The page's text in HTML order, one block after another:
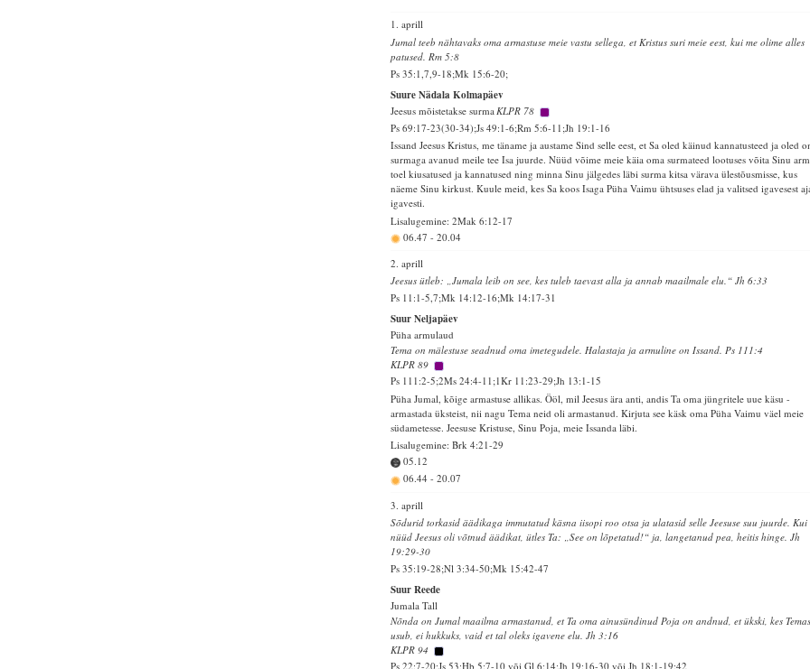
1. aprill
Jumal teeb nähtavaks oma armastuse meie vastu sellega, et Kristus suri meie eest, kui me olime alles
patused. Rm 5:8
Ps 35:1,7,9-18;Mk 15:6-20;
Suure Nädala Kolmapäev
Jeesus mõistetakse surma KLPR 78
Ps 69:17-23(30-34);Js 49:1-6;Rm 5:6-11;Jh 19:1-16
Issand Jeesus Kristus, me täname ja austame Sind selle eest, et Sa oled käinud kannatusteed ja oled
surmaga avanud meile tee Isa juurde. Nüüd võime meie käia oma surmateed lootuses võita Sinu
toel kiusatused ja kannatused ning minna Sinu jälgedes läbi surma kitsa värava ülestõusmisse, kus
näeme Sinu kirkust. Kuule meid, kes Sa koos Isaga Püha Vaimu ühtsuses elad ja valitsed igavesest
igavesti.
Lisalugemine: 2Mak 6:12-17
06.47-20.04
2. aprill
Jeesus ütleb: „Jumala leib on see, kes tuleb taevast alla ja annab maailmale elu.“ Jh 6:33
Ps 11:1-5,7;Mk 14:12-16;Mk 14:17-31
Suur Neljapäev
Püha armulaud
Tema on mälestuse seadnud oma imetegudele. Halastaja ja armuline on Issand. Ps 111:4
KLPR 89
Ps 111:2-5;2Ms 24:4-11;1Kr 11:23-29;Jh 13:1-15
Püha Jumal, kõige armastuse allikas. Ööl, mil Jeesus ära anti, andis Ta oma jüngritele uue käsu -
armastada üksteist, nii nagu Tema neid oli armastanud. Kirjuta see käsk oma Püha Vaimu väel meie
südametesse. Jeesuse Kristuse, Sinu Poja, meie Issanda läbi.
Lisalugemine: Brk 4:21-29
05.12
06.44-20.07
3. aprill
Sõdurid torkasid äädikaga immutatud käsna iisopi roo otsa ja ulatasid selle Jeesuse suu juurde. Kui
nüüd Jeesus oli võtnud äädikat, ütles Ta: „See on lõpetatud!“ ja, langetanud pea, heitis hinge. Jh
19:29-30
Ps 35:19-28;Nl 3:34-50;Mk 15:42-47
Suur Reede
Jumala Tall
Nõnda on Jumal maailma armastanud, et Ta oma ainusündinud Poja on andnud, et ükski, kes
usub, ei hukkuks, vaid et tal oleks igavene elu. Jh 3:16
KLPR 94
Ps 22:7-20;Js 53;Hb 5:7-10 või Gl 6:14;Jh 19:16-30 või Jh 18:1-19:42